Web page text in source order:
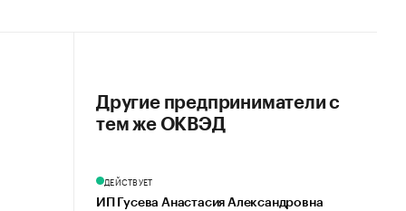
Другие предприниматели с
тем же ОКВЭД
ДЕЙСТВУЕТ
ИП Гусева Анастасия Александровна